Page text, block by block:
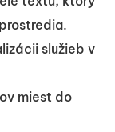
služieb v
miest do